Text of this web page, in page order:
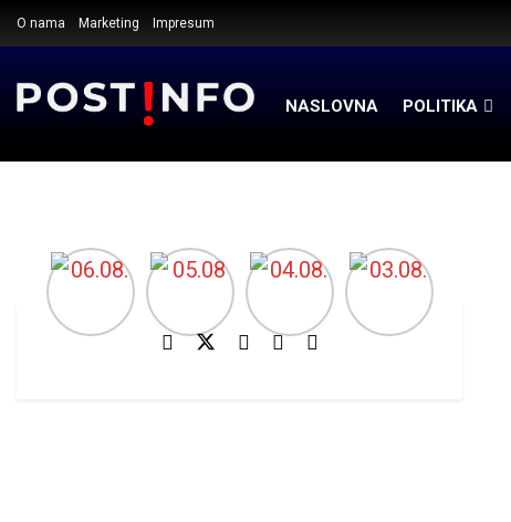
O nama Marketing Impresum
NASLOVNA POLITIKA